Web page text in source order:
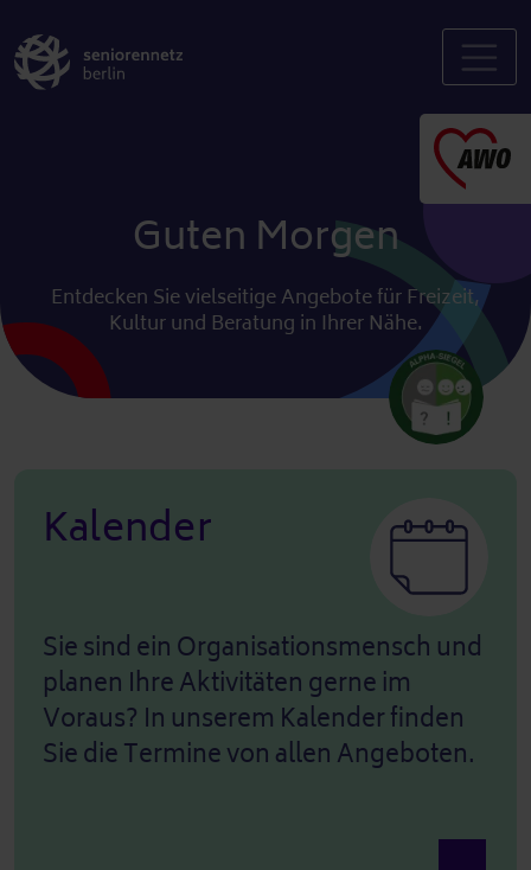
Guten Morgen
Entdecken Sie vielseitige Angebote für Freizeit,
Kultur und Beratung in Ihrer Nähe.
Kalender
Sie sind ein Organisationsmensch und
planen Ihre Aktivitäten gerne im
Voraus? In unserem Kalender finden
Sie die Termine von allen Angeboten.